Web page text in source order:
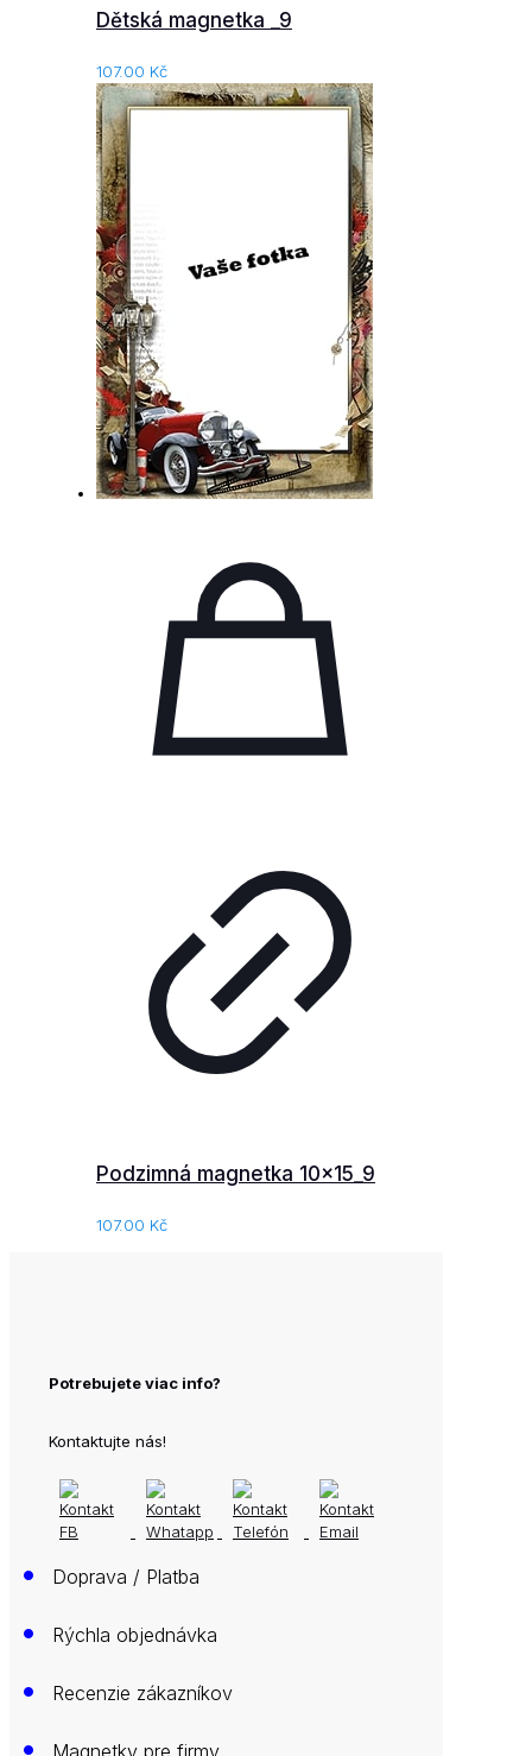
Dětská magnetka _9
107.00 Kč
Podzimná magnetka 10x15_9
107.00 Kč
Potrebujete viac info?
Kontaktujte nás!
• Doprava / Platba
• Rýchla objednávka
• Recenzie zákazníkov
• Magnetky pre firmy